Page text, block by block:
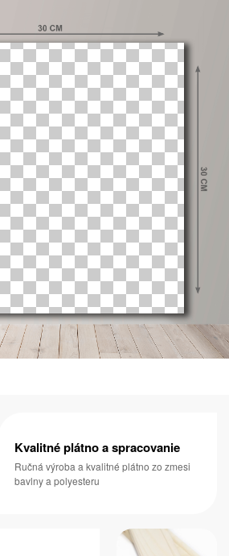
Kvalitné plátno a spracovanie
Ručná výroba a kvalitné plátno zo zmesi
bavlny a polyesteru